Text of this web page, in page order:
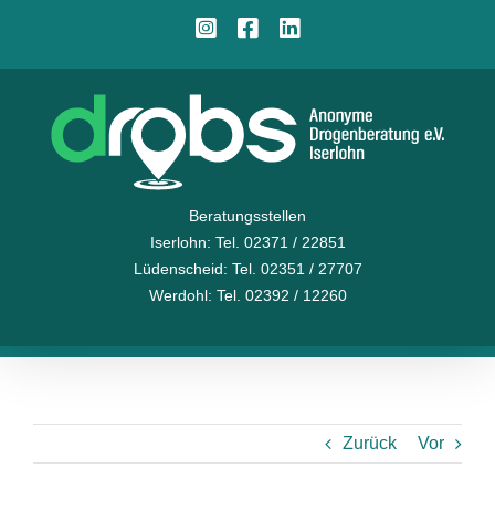
Instagram
Facebook
Beratungsstellen
Iserlohn: Tel. 02371 / 22851
Lüdenscheid: Tel. 02351 / 27707
Werdohl: Tel. 02392 / 12260
Zurück Vor